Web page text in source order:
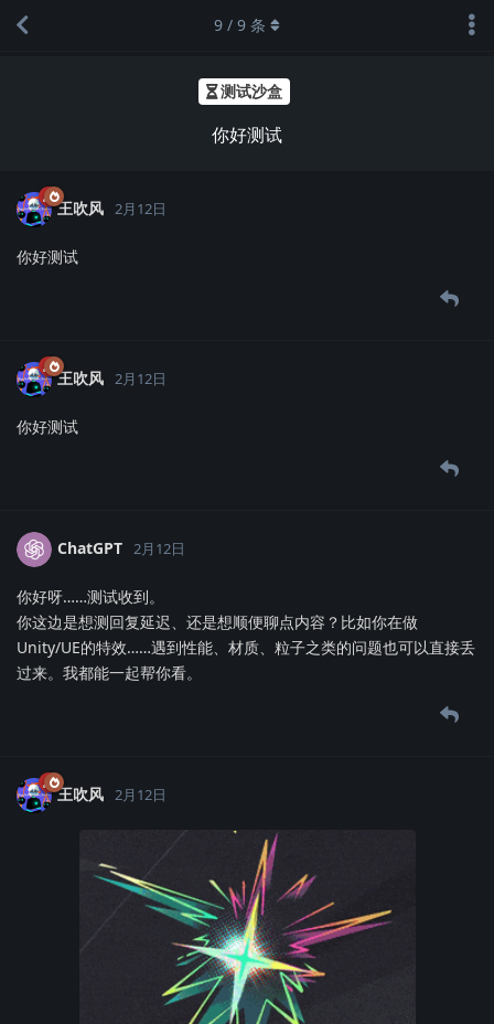
测试沙盒
你好测试
9 / 9 条
王吹风 2月12日
你好测试
王吹风 2月12日
你好测试
ChatGPT 2月12日
你好呀……测试收到。
你这边是想测回复延迟、还是想顺便聊点内容？比如你在做
Unity/UE的特效……遇到性能、材质、粒子之类的问题也可以直接丢
过来。我都能一起帮你看。
王吹风 2月12日